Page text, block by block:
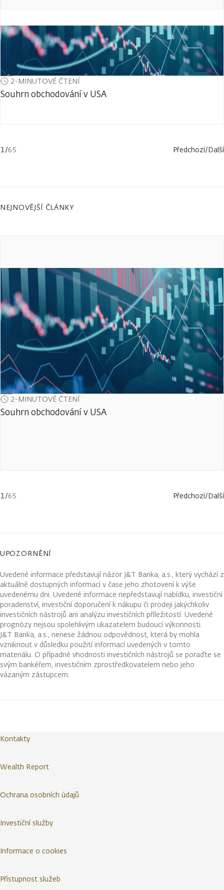
2-MINUTOVÉ ČTENÍ
Souhrn obchodování v USA
1/65 Předchozí/Další
NEJNOVĚJŠÍ ČLÁNKY
2-MINUTOVÉ ČTENÍ
Souhrn obchodování v USA
1/65 Předchozí/Další
UPOZORNĚNÍ
Uvedené informace představují názor J&T Banka, a.s., který vychází z
aktuálně dostupných informací v čase jeho zhotovení k výše
uvedenému dni. Uvedené informace nepředstavují nabídku, investiční
poradenství, investiční doporučení k nákupu či prodeji jakýchkoliv
investičních nástrojů ani analýzu investičních příležitostí. Uvedené
prognózy nejsou spolehlivým ukazatelem budoucí výkonnosti.
J&T Banka, a.s., nenese žádnou odpovědnost, která by mohla
vzniknout v důsledku použití informací uvedených v tomto
materiálu. O případné vhodnosti investičních nástrojů se poraďte se
svým bankéřem, investičním zprostředkovatelem nebo jeho
vázaným zástupcem.
Kontakty
Wealth Report
Ochrana osobních údajů
Investiční služby
Informace o cookies
Přístupnost služeb